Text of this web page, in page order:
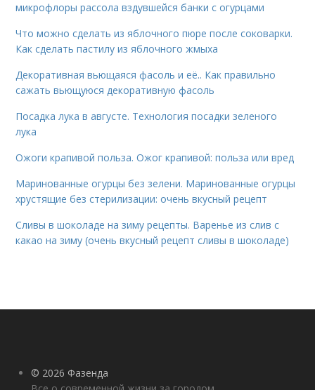
микрофлоры рассола вздувшейся банки с огурцами
Что можно сделать из яблочного пюре после соковарки.
Как сделать пастилу из яблочного жмыха
Декоративная вьющаяся фасоль и её.. Как правильно
сажать вьющуюся декоративную фасоль
Посадка лука в августе. Технология посадки зеленого
лука
Ожоги крапивой польза. Ожог крапивой: польза или вред
Маринованные огурцы без зелени. Маринованные огурцы
хрустящие без стерилизации: очень вкусный рецепт
Сливы в шоколаде на зиму рецепты. Варенье из слив с
какао на зиму (очень вкусный рецепт сливы в шоколаде)
© 2026 Фазенда